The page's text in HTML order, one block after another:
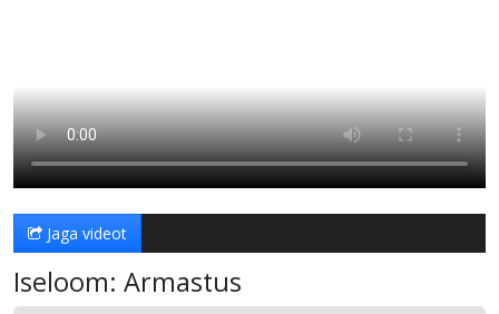
Jaga videot
Iseloom: Armastus